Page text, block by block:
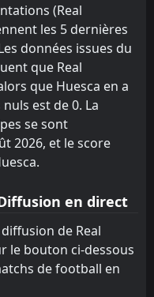
1
(Real
les 5 dernières
données issues du
que Real
que Huesca en a
est de 0. La
se sont
2026, et le score
en direct
de Real
le bouton ci-dessous
de football en